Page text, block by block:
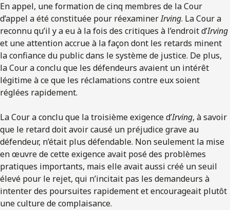
En appel, une formation de cinq membres de la Cour
d’appel a été constituée pour réexaminerIrving. La Cour a
reconnu qu’il y a eu à la fois des critiques à l’endroit d’Irving
et une attention accrue à la façon dont les retards minent
la confiance du public dans le système de justice. De plus,
la Cour a conclu que les défendeurs avaient un intérêt
légitime à ce que les réclamations contre eux soient
réglées rapidement.
La Cour a conclu que la troisième exigence d’Irving, à savoir
que le retard doit avoir causé un préjudice grave au
défendeur, n’était plus défendable. Non seulement la mise
en œuvre de cette exigence avait posé des problèmes
pratiques importants, mais elle avait aussi créé un seuil
élevé pour le rejet, qui n’incitait pas les demandeurs à
intenter des poursuites rapidement et encourageait plutôt
une culture de complaisance.